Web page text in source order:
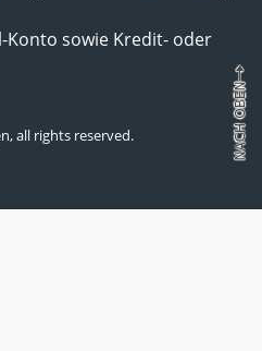
Konto sowie Kredit- oder
all rights reserved.